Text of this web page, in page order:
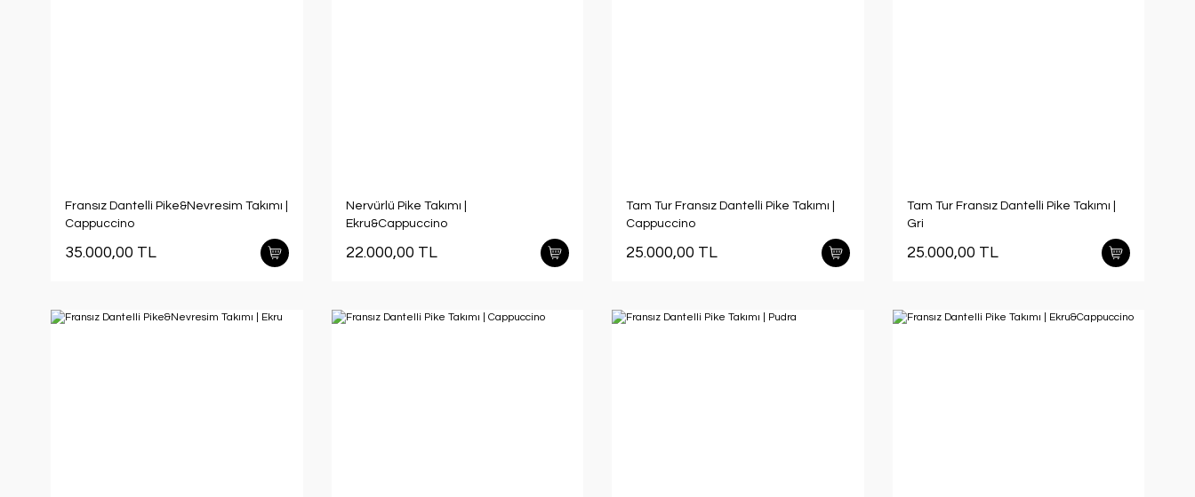
Fransız Dantelli Pike&Nevresim Takımı |
Cappuccino
35.000,00 TL
Nervürlü Pike Takımı |
Ekru&Cappuccino
22.000,00 TL
Tam Tur Fransız Dantelli Pike Takımı |
Cappuccino
25.000,00 TL
Tam Tur Fransız Dantelli Pike Takımı |
Gri
25.000,00 TL